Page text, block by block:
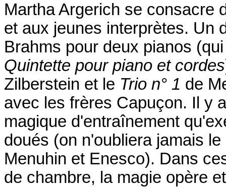
Martha Argerich se consacre
et aux jeunes interprètes. Un
Brahms pour deux pianos
Quintette pour piano et cordes
Zilberstein et le Trio n° 1 de
avec les frères Capuçon. Il y
magique d'entraînement
doués (on n'oubliera jamais le
Menuhin et Enesco). Dans
de chambre, la magie opère